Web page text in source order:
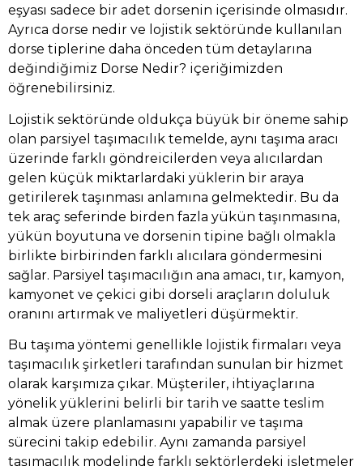
eşyası sadece bir adet dorsenin içerisinde olmasıdır.
Ayrıca dorse nedir ve lojistik sektöründe kullanılan
dorse tiplerine daha önceden tüm detaylarına
değindiğimiz Dorse Nedir? içeriğimizden
öğrenebilirsiniz.
Lojistik sektöründe oldukça büyük bir öneme sahip
olan parsiyel taşımacılık temelde, aynı taşıma aracı
üzerinde farklı göndreicilerden veya alıcılardan
gelen küçük miktarlardaki yüklerin bir araya
getirilerek taşınması anlamına gelmektedir. Bu da
tek araç seferinde birden fazla yükün taşınmasına,
yükün boyutuna ve dorsenin tipine bağlı olmakla
birlikte birbirinden farklı alıcılara göndermesini
sağlar. Parsiyel taşımacılığın ana amacı, tır, kamyon,
kamyonet ve çekici gibi dorseli araçların doluluk
oranını artırmak ve maliyetleri düşürmektir.
Bu taşıma yöntemi genellikle lojistik firmaları veya
taşımacılık şirketleri tarafından sunulan bir hizmet
olarak karşımıza çıkar. Müşteriler, ihtiyaçlarına
yönelik yüklerini belirli bir tarih ve saatte teslim
almak üzere planlamasını yapabilir ve taşıma
sürecini takip edebilir. Aynı zamanda parsiyel
taşımacılık modelinde farklı sektörlerdeki işletmeler